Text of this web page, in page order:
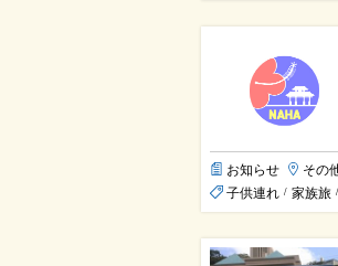
お知らせ その
子供連れ / 家族旅 /